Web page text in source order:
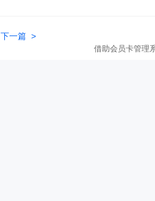
下一篇 >
借助会员卡管理